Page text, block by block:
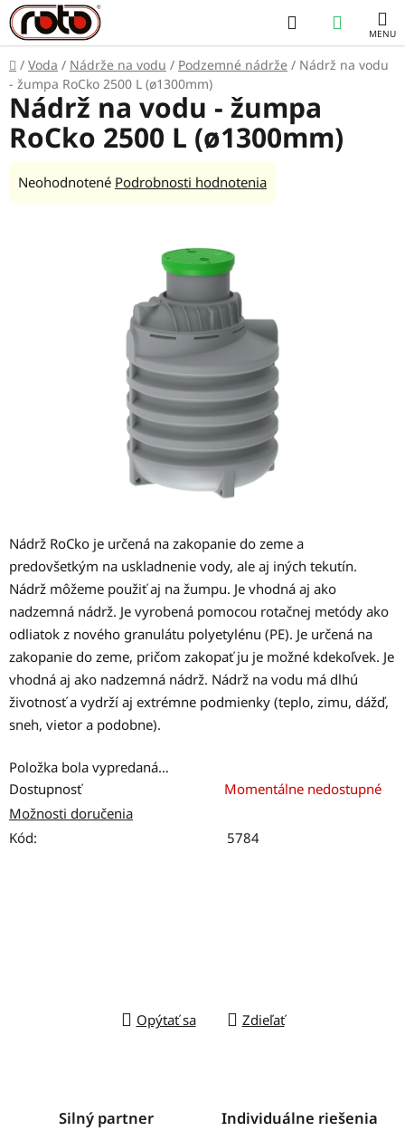
Prejsť
na
obsah
Hľadať
KOŠÍK
Domov
/ Voda / Nádrže na vodu / Podzemné nádrže / Nádrž na vodu
- žumpa RoCko 2500 L (ø1300mm)
Nádrž RoCko je určená na zakopanie do zeme a
predovšetkým na uskladnenie vody, ale aj iných tekutín.
Nádrž môžeme použiť aj na žumpu. Je vhodná aj ako
nadzemná nádrž. Je vyrobená pomocou rotačnej metódy ako
odliatok z nového granulátu polyetylénu (PE). Je určená na
zakopanie do zeme, pričom zakopať ju je možné kdekoľvek. Je
vhodná aj ako nadzemná nádrž. Nádrž na vodu má dlhú
životnosť a vydrží aj extrémne podmienky (teplo, zimu, dážď,
sneh, vietor a podobne).
Položka bola vypredaná…
Dostupnosť
Momentálne nedostupné
Možnosti doručenia
Kód:
5784
Opýtať sa Zdieľať
Nádrž na vodu - žumpa
RoCko 2500 L (ø1300mm)
Priemerné
Neohodnotené Podrobnosti hodnotenia
Silný partner Individuálne riešenia